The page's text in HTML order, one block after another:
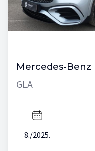
Mercedes-Benz
GLA
8./2025.